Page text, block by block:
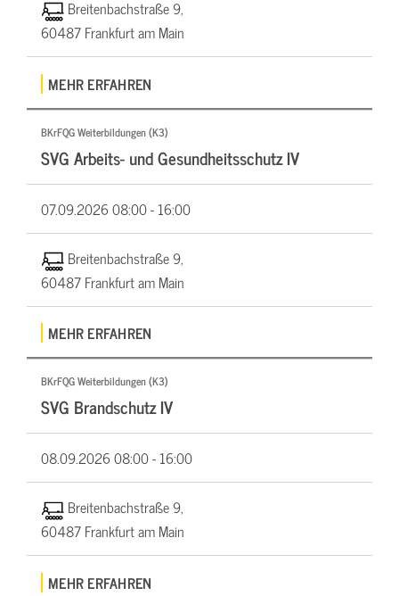
Breitenbachstraße 9,
60487 Frankfurt am Main
MEHR ERFAHREN
BKrFQG Weiterbildungen (K3)
SVG Arbeits- und Gesundheitsschutz IV
07.09.202608:00 - 16:00
Breitenbachstraße 9,
60487 Frankfurt am Main
MEHR ERFAHREN
BKrFQG Weiterbildungen (K3)
SVG Brandschutz IV
08.09.202608:00 - 16:00
Breitenbachstraße 9,
60487 Frankfurt am Main
MEHR ERFAHREN